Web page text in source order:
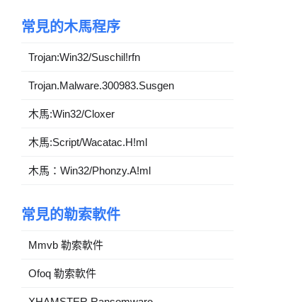
常見的木馬程序
Trojan:Win32/Suschil!rfn
Trojan.Malware.300983.Susgen
木馬:Win32/Cloxer
木馬:Script/Wacatac.H!ml
木馬：Win32/Phonzy.A!ml
常見的勒索軟件
Mmvb 勒索軟件
Ofoq 勒索軟件